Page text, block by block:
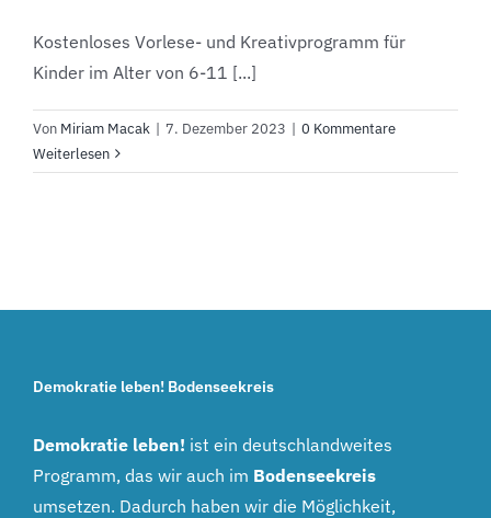
Kostenloses Vorlese- und Kreativprogramm für
Kinder im Alter von 6-11 [...]
Von Miriam Macak | 7. Dezember 2023 | 0 Kommentare
Weiterlesen
Demokratie leben! Bodenseekreis
Demokratie leben! ist ein deutschlandweites
Programm, das wir auch im Bodenseekreis
umsetzen. Dadurch haben wir die Möglichkeit,